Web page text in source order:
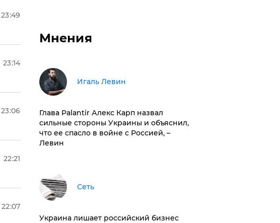
23:49
23:14
23:06
22:21
22:07
Мнения
Игаль Левин
Глава Palantir Алекс Карп назвал
сильные стороны Украины и объяснил,
что ее спасло в войне с Россией, –
Левин
Сеть
​Украина лишает российский бизнес